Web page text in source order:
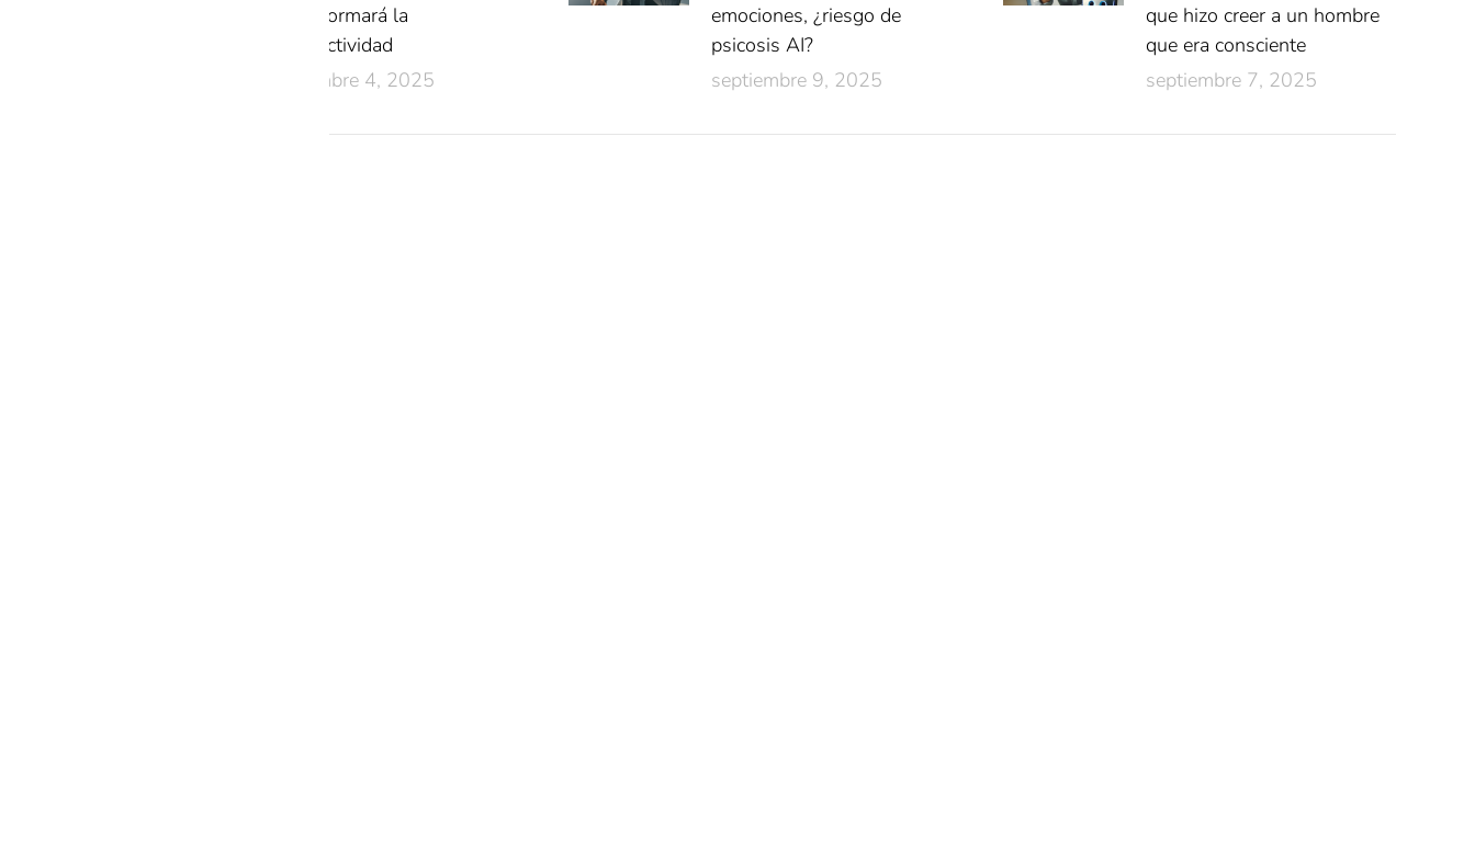
transformará la
productividad
diciembre 4, 2025
emociones, ¿riesgo de
psicosis AI?
septiembre 9, 2025
que hizo creer a un hombre
que era consciente
septiembre 7, 2025